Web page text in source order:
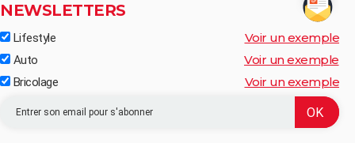
NEWSLETTERS
Lifestyle Voir un exemple
Auto Voir un exemple
Bricolage Voir un exemple